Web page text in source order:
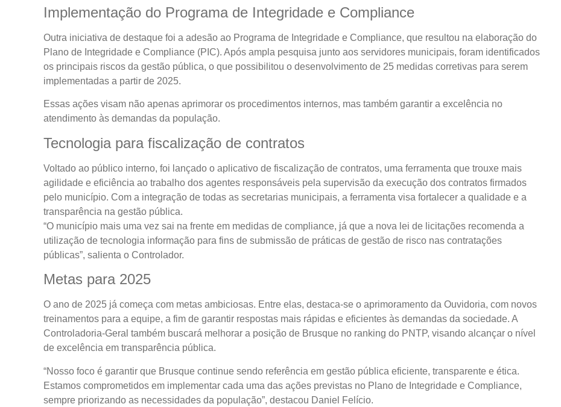
Implementação do Programa de Integridade e Compliance
Outra iniciativa de destaque foi a adesão ao Programa de Integridade e Compliance, que resultou na elaboração do
Plano de Integridade e Compliance (PIC). Após ampla pesquisa junto aos servidores municipais, foram identificados
os principais riscos da gestão pública, o que possibilitou o desenvolvimento de 25 medidas corretivas para serem
implementadas a partir de 2025.
Essas ações visam não apenas aprimorar os procedimentos internos, mas também garantir a excelência no
atendimento às demandas da população.
Tecnologia para fiscalização de contratos
Voltado ao público interno, foi lançado o aplicativo de fiscalização de contratos, uma ferramenta que trouxe mais
agilidade e eficiência ao trabalho dos agentes responsáveis pela supervisão da execução dos contratos firmados
pelo município. Com a integração de todas as secretarias municipais, a ferramenta visa fortalecer a qualidade e a
transparência na gestão pública.
“O município mais uma vez sai na frente em medidas de compliance, já que a nova lei de licitações recomenda a
utilização de tecnologia informação para fins de submissão de práticas de gestão de risco nas contratações
públicas”, salienta o Controlador.
Metas para 2025
O ano de 2025 já começa com metas ambiciosas. Entre elas, destaca-se o aprimoramento da Ouvidoria, com novos
treinamentos para a equipe, a fim de garantir respostas mais rápidas e eficientes às demandas da sociedade. A
Controladoria-Geral também buscará melhorar a posição de Brusque no ranking do PNTP, visando alcançar o nível
de excelência em transparência pública.
“Nosso foco é garantir que Brusque continue sendo referência em gestão pública eficiente, transparente e ética.
Estamos comprometidos em implementar cada uma das ações previstas no Plano de Integridade e Compliance,
sempre priorizando as necessidades da população”, destacou Daniel Felício.